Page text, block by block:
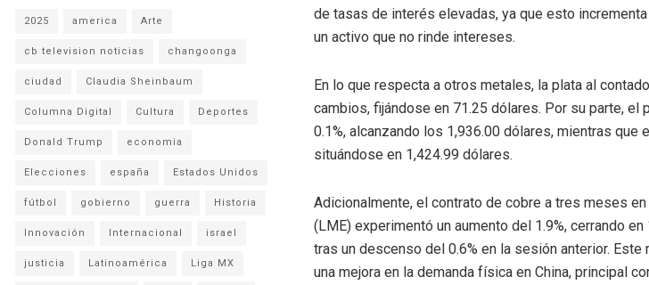
de tasas de interés elevadas, ya que esto
un activo que no rinde intereses.
En lo que respecta a otros metales, la plata al
cambios, fijándose en 71.25 dólares. Por su parte, el
0.1%, alcanzando los 1,936.00 dólares, mientras que
situándose en 1,424.99 dólares.
Adicionalmente, el contrato de cobre a tres meses
(LME) experimentó un aumento del 1.9%, cerrando
tras un descenso del 0.6% en la sesión anterior.
una mejora en la demanda física en China, principal
2025 america Arte
cb television noticias changoonga
ciudad Claudia Sheinbaum
Columna Digital Cultura Deportes
Donald Trump economia
Elecciones españa Estados Unidos
fútbol gobierno guerra Historia
Innovación Internacional israel
justicia Latinoamérica Liga MX